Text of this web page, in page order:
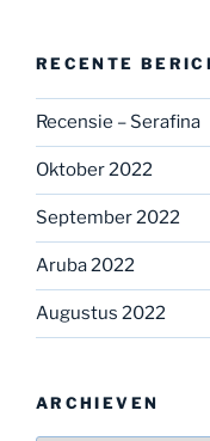
RECENTE
Recensie – Serafina
Oktober 2022
September 2022
Aruba 2022
Augustus 2022
ARCHIEVEN